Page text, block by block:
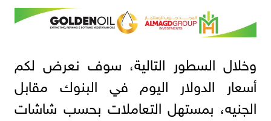
وخلال السطور التالية، سوف نعرض لكم
أسعار الدولار اليوم في البنوك مقابل
الجنيه، بمستهل التعاملات بحسب شاشات